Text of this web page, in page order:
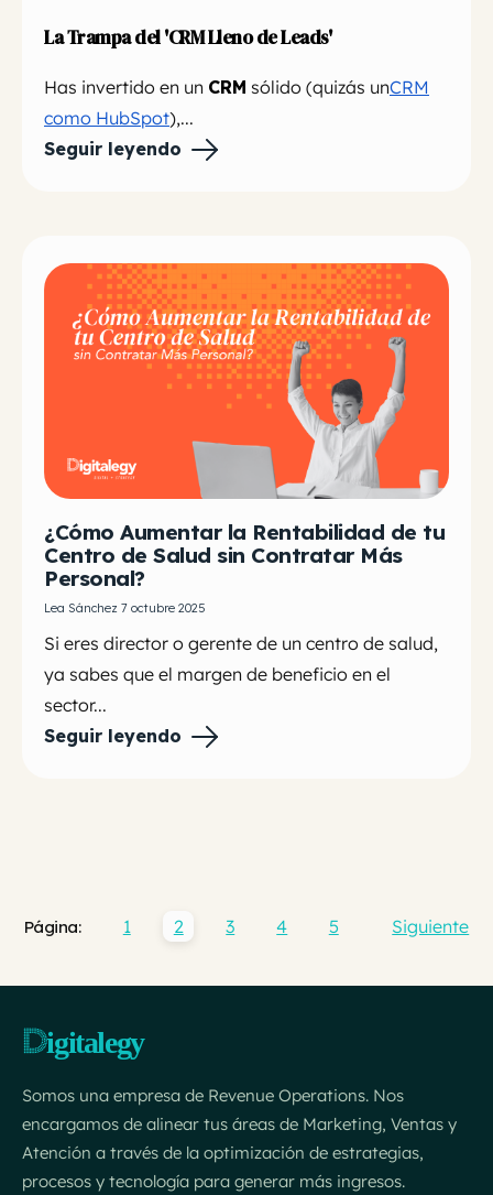
La Trampa del 'CRM Lleno de Leads'
Has invertido en un CRM sólido (quizás unCRM
como HubSpot),...
Seguir leyendo
¿Cómo Aumentar la Rentabilidad de tu
Centro de Salud sin Contratar Más
Personal?
Lea Sánchez 7 octubre 2025
Si eres director o gerente de un centro de salud,
ya sabes que el margen de beneficio en el
sector...
Seguir leyendo
Página: 1 2 3 4 5 Siguiente
Somos una empresa de Revenue Operations. Nos
encargamos de alinear tus áreas de Marketing, Ventas y
Atención a través de la optimización de estrategias,
procesos y tecnología para generar más ingresos.